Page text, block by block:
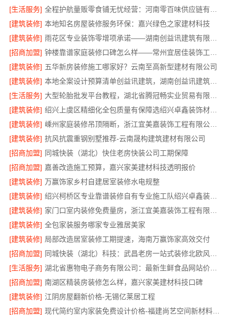
[生活服务]
[建筑装修] 本地知名房屋装修服务环保：嘉兴绿色之家建材科技
[建筑装修]
[招商加盟]
[建筑装修] 五华新房装修施工哪家好？云南至高新型建材有限公司
[建筑装修]
本地全案设计预算清单创益讯建筑，湖南创益讯建筑有限公司透明全包
[生活服务]
[建筑装修]
绍兴上虞区精细化全包质量有保障选绍兴卓鑫装饰材料有限公司
[建筑装修]
嵊州家庭装修吊顶隔断，浙江宜美嘉装饰工程有限公司专业施工
[建筑装修] 抗风抗震重钢别墅推荐-云南晟构建筑建材有限公司
[招商加盟] 同城快装（湖北）快住老房快装公司工期保障
[招商加盟] 嘉善改造施工预算，嘉兴家美建材科技透明报价
[建筑装修] 万赢饰家乡村自建居室装修水电规整
[建筑装修]
绍兴柯桥区专业靠谱装修自有专业施工队绍兴卓鑫装饰材料有限公司
[建筑装修]
[建筑装修] 全包家装服务哪家专业雅居美家
[建筑装修] 局部改造居室装修工期提速，海南万赢饰家高效交付
[招商加盟]
[生活服务]
湖北省惠物电子商务有限公司：最新生鲜食品网站价格更新
[招商加盟] 南湖区精装房装修怎么样，嘉兴家美建材科技口碑
[建筑装修] 江阴房屋翻新价格-无锡亿莱居工程
[招商加盟]
现代简约室内家装免费设计价格-福建尚艺空间新材料科技有限公司